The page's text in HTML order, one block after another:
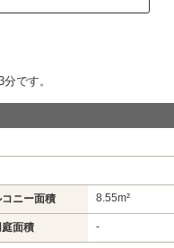
です。
ニー面積 8.55m²
面積 -